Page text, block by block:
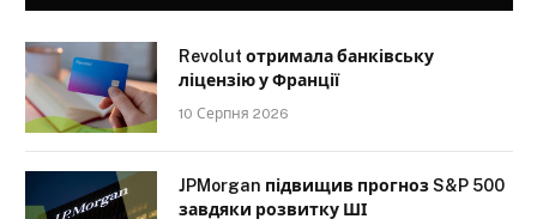
Revolut отримала банківську
ліцензію у Франції
10 Серпня 2026
JPMorgan підвищив прогноз S&P 500
завдяки розвитку ШІ